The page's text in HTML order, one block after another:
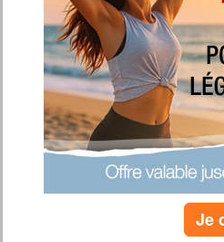
Coucou
publié le 23/06/2013 à 22:51
Bonjour,
J'espère que tout le monde a passé un
température plutôt fraîche pour la saison;
on a pu aller se balader avec nos petits
fatigués mais tout
curé d'un village perché en Provence
est midi, le curé d'un village perché en
Je